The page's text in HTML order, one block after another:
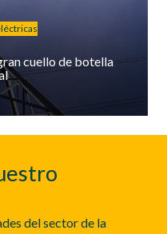
cuello de botella
del sector de la